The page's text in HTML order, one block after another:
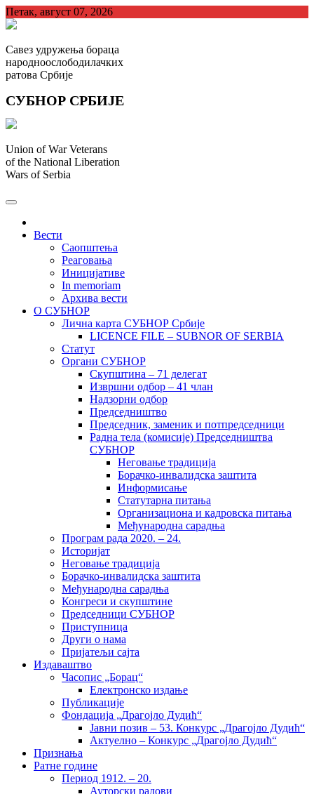
Skip
to
Петак, август 07, 2026
Савез удружења бораца
народноослободилачких
ратова Србије
СУБНОР СРБИЈЕ
Union of War Veterans
of the National Liberation
Wars of Serbia
Вести
Саопштења
Реаговања
Иницијативе
In memoriam
Архива вести
О СУБНОР
Лична карта СУБНОР Србије
LICENCE FILE – SUBNOR OF SERBIA
Статут
Органи СУБНОР
Скупштина – 71 делегат
Извршни одбор – 41 члан
Надзорни одбор
Председништво
Председник, заменик и потпредседници
Радна тела (комисије) Председништва
СУБНОР
Неговање традиција
Борачко-инвалидска заштита
Информисање
Статутарна питања
Организациона и кадровска питања
Међународна сарадња
Програм рада 2020. – 24.
Историјат
Неговање традиција
Борачко-инвалидска заштита
Међународна сарадња
Конгреси и скупштине
Председници СУБНОР
Приступница
Други о нама
Пријатељи сајта
Издаваштво
Часопис „Борац“
Електронско издање
Публикације
Фондација „Драгојло Дудић“
Јавни позив – 53. Конкурс „Драгојло Дудић“
Актуелно – Конкурс „Драгојло Дудић“
Признања
Ратне године
Период 1912. – 20.
Ауторски радови